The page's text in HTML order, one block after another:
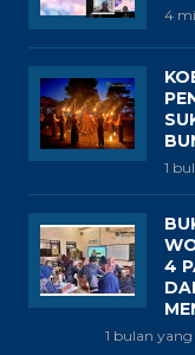
4
1
4
1 bulan